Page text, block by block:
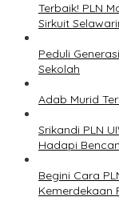
Terbaik! PLN
Sirkuit
Peduli
Sekolah
Adab Murid
Srikandi PLN
Hadapi
Begini Cara
Kemerdekaan